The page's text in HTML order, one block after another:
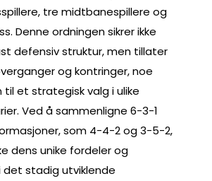
tre midtbanespillere og
Denne ordningen sikrer ikke
defensiv struktur, men tillater
og kontringer, noe
til et strategisk valg i ulike
Ved å sammenligne 6-3-1
som 4-4-2 og 3-5-2,
dens unike fordeler og
det stadig utviklende